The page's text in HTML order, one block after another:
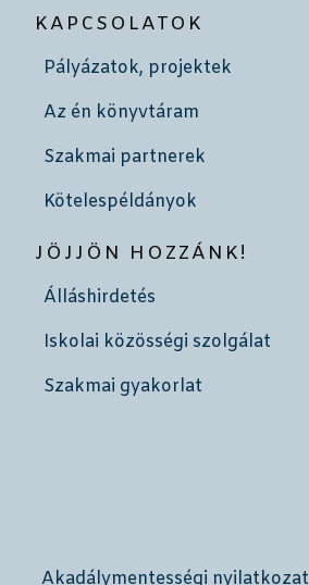
KAPCSOLATOK
Pályázatok, projektek
Az én könyvtáram
Szakmai partnerek
Kötelespéldányok
JÖJJÖN HOZZÁNK!
Álláshirdetés
Iskolai közösségi szolgálat
Szakmai gyakorlat
Akadálymentességi nyilatkozat